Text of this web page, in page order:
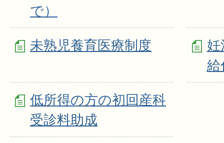
で）
未熟児養育医療制度
給
低所得の方の初回産科
受診料助成